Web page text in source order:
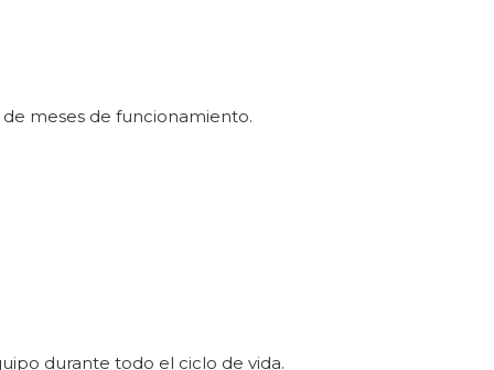
meses de funcionamiento.
durante todo el ciclo de vida.